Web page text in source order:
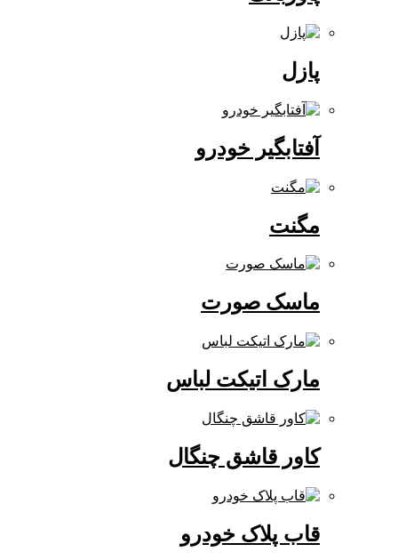
آفتابگیر خودرو
ماسک صورت
مارک اتیکت لباس
کاور قاشق چنگال
قاب پلاک خودرو